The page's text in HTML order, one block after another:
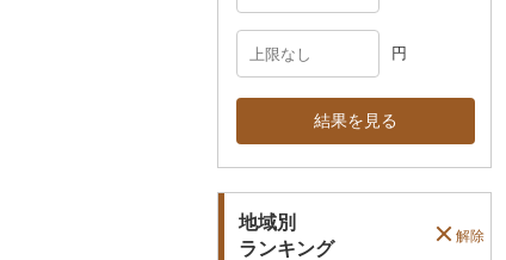
円
結果を見る
地域別
ランキング
解除